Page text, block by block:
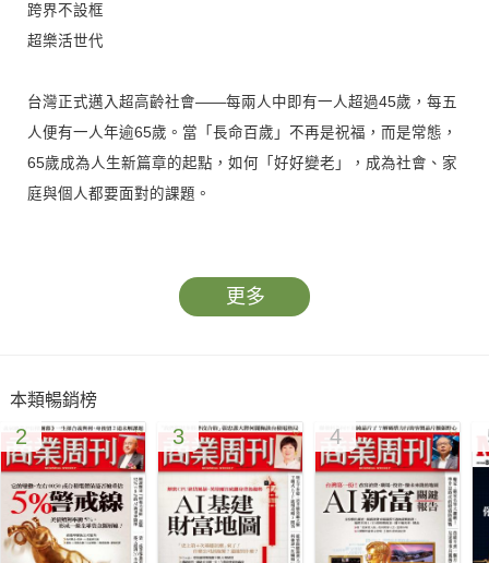
跨界不設框
超樂活世代
台灣正式邁入超高齡社會——每兩人中即有一人超過45歲，每五
人便有一人年逾65歲。當「長命百歲」不再是祝福，而是常態，
65歲成為人生新篇章的起點，如何「好好變老」，成為社會、家
庭與個人都要面對的課題。
灣超高齡社會大調查」，尋找共好共融的可能路徑。社會普遍憂
心退休財務，從關鍵字搜尋熱度可見一斑，「自己的老年自己
超高齡挑戰不僅攸關「高年級生」，更是台灣各界必修的跨域共
好課。從職涯、照護、科技、社區到財務五大面向，一場場的創
新實驗悄然展開。唯有打破年齡藩籬、拆解成見框架，讓不同世
代跨界交融，我們才能共創迎向百歲的「超樂活世代」，攜手書
更多
本類暢銷榜
2 3 4